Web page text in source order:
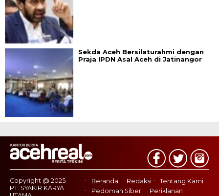
Sekda Aceh Bersilaturahmi dengan
Praja IPDN Asal Aceh di Jatinangor
Copyright @ 2025
PT. SYAKIR KARYA
Beranda Redaksi
Tentang Kami
Pedoman Siber
Periklanan